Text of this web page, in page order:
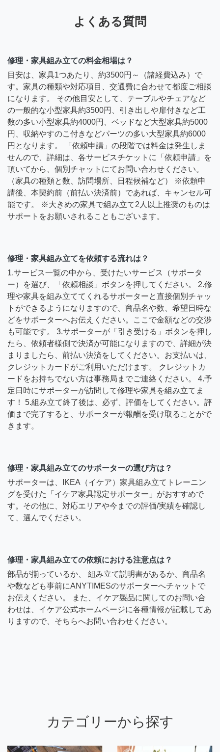
よくある質問
修理・家具組み立ての料金相場は？
目安は、家具1つあたり、約3500円～（諸経費込み）で
す。家具の種類や対応項目、交通費に合わせて都度ご相談
になります。 その他目安として、テーブルやチェアなど
の一般的な小型家具約3500円、引き出しや扉付きなど工
数の多い小型家具約4000円、ベッドなど大型家具約5000
円、収納やすのこ付きなどパーツの多い大型家具約6000
円となります。 「依頼申請」の段階では料金は発生しま
せんので、詳細は、各サービスチケットに「依頼申請」を
頂いてから、個別チャットにてお問い合わせください。
（家具の種類と数、訪問場所、日程候補など） ※依頼申
請後、本契約前（前払い決済前）であれば、キャンセル可
能です。 ※大きめの家具で組み立て2人以上推奨のものは
サポートをお願いされることもございます。
修理・家具組み立てを依頼する流れは？
1.サービス一覧の中から、受けたいサービス（サポータ
ー）を選び、「依頼相談」ボタンを押してください。 2.修
理や家具を組み立ててくれるサポーターと直接個別チャッ
トができるようになりますので、商品名や数、希望日時な
どをサポーターへお伝えください。ここで金額などの交渉
も可能です。 3.サポーターが「引き受ける」ボタンを押し
たら、依頼者様側で決済が可能になりますので、詳細が決
まりましたら、前払い決済をしてください。お支払いは、
クレジットカードがご利用いただけます。 クレジットカ
ードをお持ちでない方は事務局までご連絡ください。 4.予
定日時にサポーターが訪問して修理や家具を組み立てま
す！ 5.組み立て終了後は、必ず、評価をしてください。評
価まで完了すると、サポーターが報酬を受け取ることがで
きます。
修理・家具組み立てのサポーターの選び方は？
サポーターは、IKEA（イケア）家具組み立てトレーニン
グを受けた「イケア家具認定サポーター」がおすすめで
す。その他に、対応エリアや今までの評価/実績を確認し
て、選んでください。
修理・家具組み立ての依頼における注意点は？
部品が揃っているか、 組み立て説明書があるか、商品名
や数なども事前にANYTIMESのサポーターへチャットで
お伝えください。 また、イケア製品に関してのお問い合
わせは、イケア公式ホームページに各種情報が記載してあ
りますので、そちらへお問い合わせください。
カテゴリーから探す